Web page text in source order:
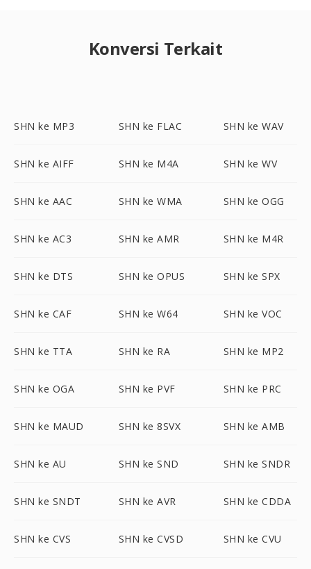
Konversi Terkait
SHN ke MP3 SHN ke FLAC SHN ke WAV
SHN ke AIFF SHN ke M4A SHN ke WV
SHN ke AAC SHN ke WMA SHN ke OGG
SHN ke AC3 SHN ke AMR SHN ke M4R
SHN ke DTS SHN ke OPUS SHN ke SPX
SHN ke CAF SHN ke W64 SHN ke VOC
SHN ke TTA SHN ke RA SHN ke MP2
SHN ke OGA SHN ke PVF SHN ke PRC
SHN ke MAUD SHN ke 8SVX SHN ke AMB
SHN ke AU SHN ke SND SHN ke SNDR
SHN ke SNDT SHN ke AVR SHN ke CDDA
SHN ke CVS SHN ke CVSD SHN ke CVU